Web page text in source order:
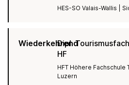
HES-SO Valais-Wallis |
Wiederkehrend
Dipl.
HF
HFT Höhere Fachschule
Luzern